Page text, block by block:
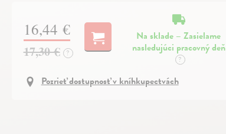
16,44 €
17,30 € ?
Na sklade – Zasielame
nasledujúci pracovný deň
?
Pozrieť dostupnosť v kníhkupectvách